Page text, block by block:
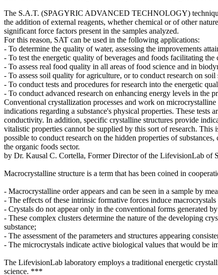
The S.A.T. (SPAGYRIC ADVANCED TECHNOLOGY) technique
the addition of external reagents, whether chemical or of other
significant force factors present in the samples analyzed.
For this reason, SAT can be used in the following applications:
- To determine the quality of water, assessing the improvements
- To test the energetic quality of beverages and foods facilitating
- To assess real food quality in all areas of food science and in
- To assess soil quality for agriculture, or to conduct research on
- To conduct tests and procedures for research into the energetic
- To conduct advanced research on enhancing energy levels in
Conventional crystallization processes and work on
indications regarding a substance's physical properties. These
conductivity. In addition, specific crystalline structures provide
vitalistic properties cannot be supplied by this sort of research.
possible to conduct research on the hidden properties of
the organic foods sector.
by Dr. Kausal C. Cortella, Former Director of the LifevisionLab of
Macrocrystalline structure is a term that has been coined in
- Macrocrystalline order appears and can be seen in a sample by
- The effects of these intrinsic formative forces induce
- Crystals do not appear only in the conventional forms generated
- These complex clusters determine the nature of the developing
substance;
- The assessment of the parameters and structures appearing
- The microcrystals indicate active biological values that would be
The LifevisionLab laboratory employs a traditional energetic
science. ***